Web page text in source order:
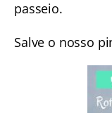
passeio.
Salve o nosso